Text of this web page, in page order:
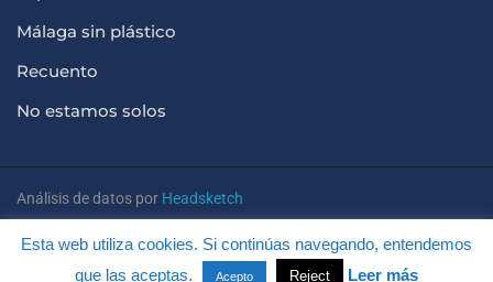
Málaga sin plástico
Recuento
No estamos solos
Análisis de datos por Headsketch
Esta web utiliza cookies. Si continúas navegando, entendemos
que las aceptas.
Acepto Reject Leer más